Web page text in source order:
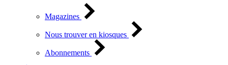
Magazines
Nous trouver en kiosques
Abonnements